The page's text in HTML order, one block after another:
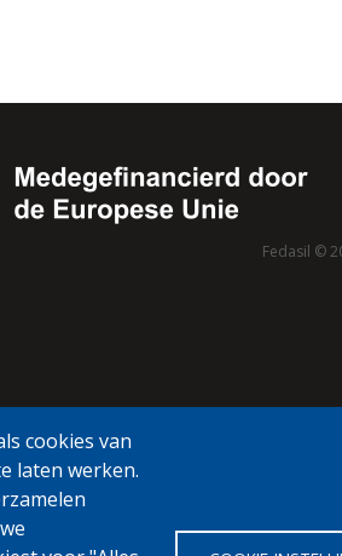
cookies van
laten werken.
Fedasil ©